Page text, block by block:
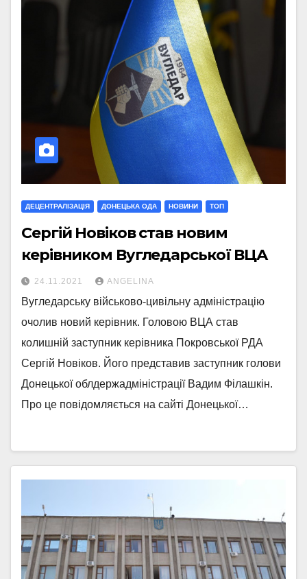
ДЕЦЕНТРАЛІЗАЦІЯ ДОНЕЦЬКА ОДА НОВИНИ ТОП
Сергій Новіков став новим
керівником Вугледарської ВЦА
24.11.2021 ANGELINA
Вугледарську військово-цивільну адміністрацію
очолив новий керівник. Головою ВЦА став
колишній заступник керівника Покровської РДА
Сергій Новіков. Його представив заступник голови
Донецької облдержадміністрації Вадим Філашкін.
Про це повідомляється на сайті Донецької…